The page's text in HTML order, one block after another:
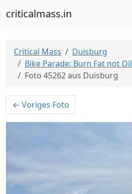
criticalmass.in
Critical Mass
Duisburg
Bike Parade: Burn Fat not Oil
Foto 45262 aus Duisburg
← Voriges Foto